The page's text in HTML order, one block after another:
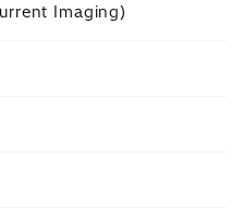
Imaging)